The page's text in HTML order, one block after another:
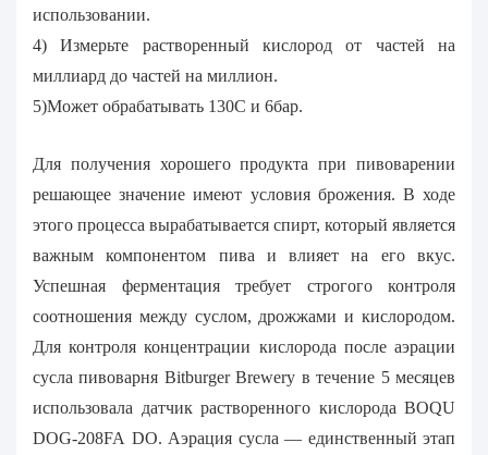
использовании.
4) Измерьте растворенный кислород от частей на
миллиард до частей на миллион.
5)Может обрабатывать 130C и 6бар.
Для получения хорошего продукта при пивоварении
решающее значение имеют условия брожения. В ходе
этого процесса вырабатывается спирт, который является
важным компонентом пива и влияет на его вкус.
Успешная ферментация требует строгого контроля
соотношения между суслом, дрожжами и кислородом.
Для контроля концентрации кислорода после аэрации
сусла пивоварня Bitburger Brewery в течение 5 месяцев
использовала датчик растворенного кислорода BOQU
DOG-208FA DO. Аэрация сусла — единственный этап